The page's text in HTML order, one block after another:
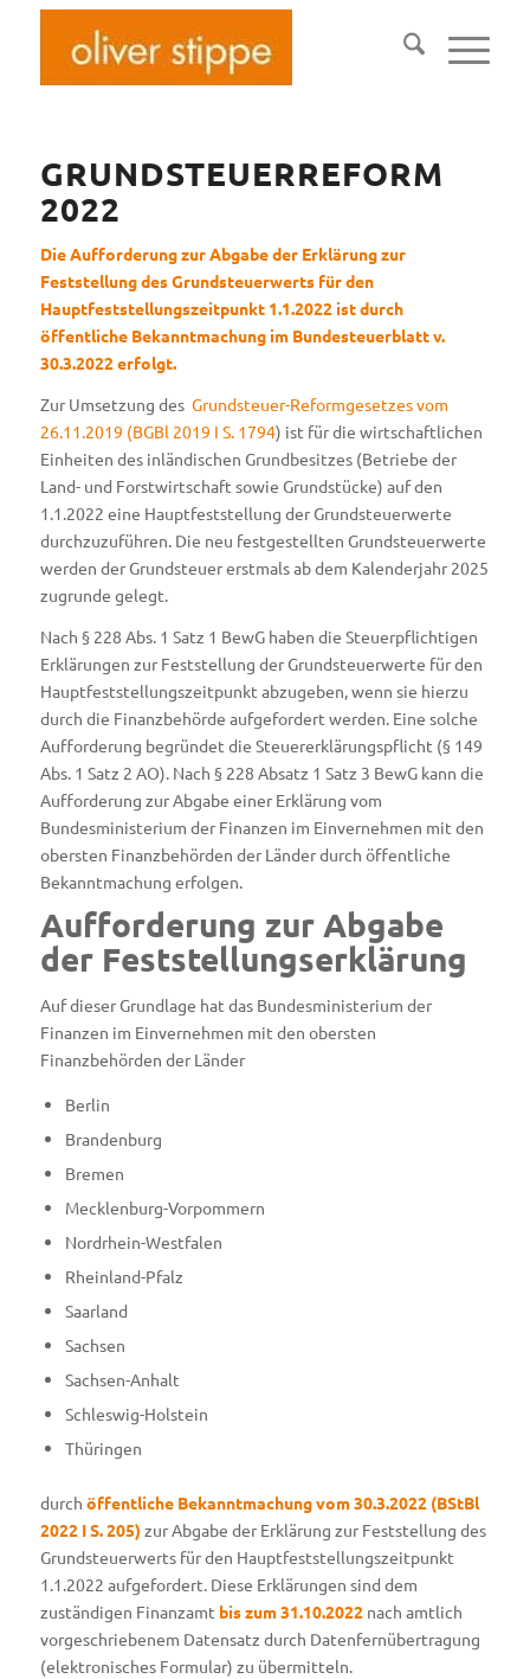
GRUNDSTEUERREFORM
2022
Die Aufforderung zur Abgabe der Erklärung zur
Feststellung des Grundsteuerwerts für den
Hauptfeststellungszeitpunkt 1.1.2022 ist durch
öffentliche Bekanntmachung im Bundesteuerblatt v.
30.3.2022 erfolgt.
Zur Umsetzung des Grundsteuer-Reformgesetzes vom
26.11.2019 (BGBl 2019 I S. 1794) ist für die wirtschaftlichen
Einheiten des inländischen Grundbesitzes (Betriebe der
Land- und Forstwirtschaft sowie Grundstücke) auf den
1.1.2022 eine Hauptfeststellung der Grundsteuerwerte
durchzuzuführen. Die neu festgestellten Grundsteuerwerte
werden der Grundsteuer erstmals ab dem Kalenderjahr 2025
zugrunde gelegt.
Nach § 228 Abs. 1 Satz 1 BewG haben die Steuerpflichtigen
Erklärungen zur Feststellung der Grundsteuerwerte für den
Hauptfeststellungszeitpunkt abzugeben, wenn sie hierzu
durch die Finanzbehörde aufgefordert werden. Eine solche
Aufforderung begründet die Steuererklärungspflicht (§ 149
Abs. 1 Satz 2 AO). Nach § 228 Absatz 1 Satz 3 BewG kann die
Aufforderung zur Abgabe einer Erklärung vom
Bundesministerium der Finanzen im Einvernehmen mit den
obersten Finanzbehörden der Länder durch öffentliche
Bekanntmachung erfolgen.
Aufforderung zur Abgabe
der Feststellungserklärung
Auf dieser Grundlage hat das Bundesministerium der
Finanzen im Einvernehmen mit den obersten
Finanzbehörden der Länder
Berlin
Brandenburg
Bremen
Mecklenburg-Vorpommern
Nordrhein-Westfalen
Rheinland-Pfalz
Saarland
Sachsen
Sachsen-Anhalt
Schleswig-Holstein
Thüringen
durch öffentliche Bekanntmachung vom 30.3.2022 (BStBl
2022 I S. 205) zur Abgabe der Erklärung zur Feststellung des
Grundsteuerwerts für den Hauptfeststellungszeitpunkt
1.1.2022 aufgefordert. Diese Erklärungen sind dem
zuständigen Finanzamt bis zum 31.10.2022 nach amtlich
vorgeschriebenem Datensatz durch Datenfernübertragung
(elektronisches Formular) zu übermitteln.